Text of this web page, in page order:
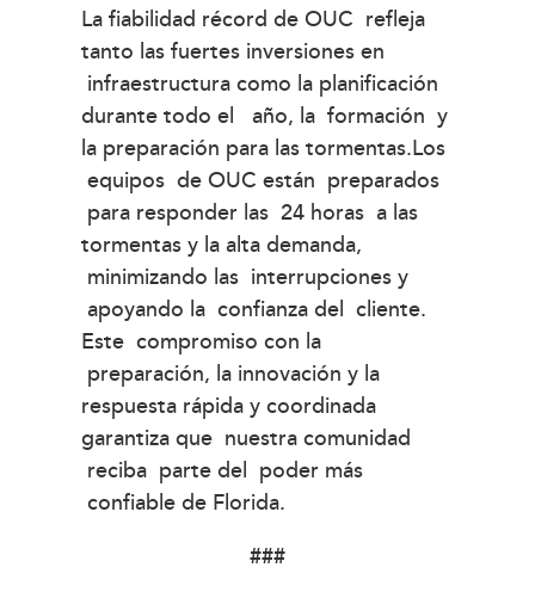
La fiabilidad récord de OUC refleja
tanto las fuertes inversiones en
infraestructura como la planificación
durante todo el año, la formación y
la preparación para las tormentas.Los
equipos de OUC están preparados
para responder las 24 horas a las
tormentas y la alta demanda,
minimizando las interrupciones y
apoyando la confianza del cliente.
Este compromiso con la
preparación, la innovación y la
respuesta rápida y coordinada
garantiza que nuestra comunidad
reciba parte del poder más
confiable de Florida.
###